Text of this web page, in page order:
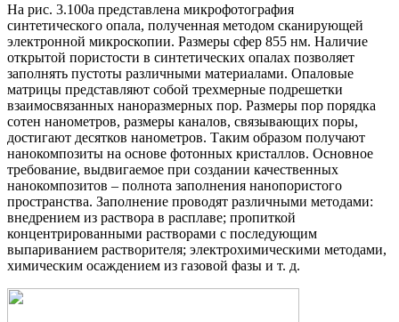
На рис. 3.100а представлена микрофотография
синтетического опала, полученная методом сканирующей
электронной микроскопии. Размеры сфер 855 нм. Наличие
открытой пористости в синтетических опалах позволяет
заполнять пустоты различными материалами. Опаловые
матрицы представляют собой трехмерные подрешетки
взаимосвязанных наноразмерных пор. Размеры пор порядка
сотен нанометров, размеры каналов, связывающих поры,
достигают десятков нанометров. Таким образом получают
нанокомпозиты на основе фотонных кристаллов. Основное
требование, выдвигаемое при создании качественных
нанокомпозитов – полнота заполнения нанопористого
пространства. Заполнение проводят различными методами:
внедрением из раствора в расплаве; пропиткой
концентрированными растворами с последующим
выпариванием растворителя; электрохимическими методами,
химическим осаждением из газовой фазы и т. д.